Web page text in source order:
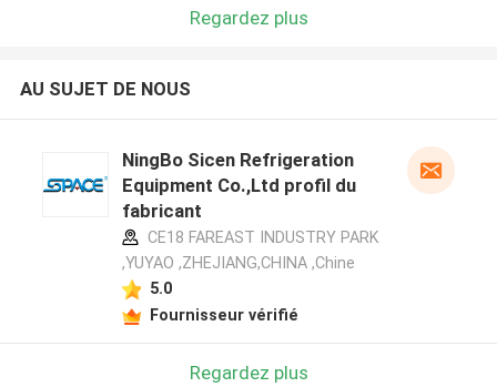
Regardez plus
AU SUJET DE NOUS
NingBo Sicen Refrigeration
Equipment Co.,Ltd profil du
fabricant
CE18 FAREAST INDUSTRY PARK
,YUYAO ,ZHEJIANG,CHINA ,Chine
5.0
Fournisseur vérifié
Regardez plus